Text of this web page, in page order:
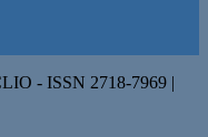
- ISSN 2718-7969 |